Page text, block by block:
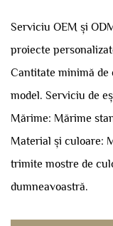
Serviciu OEM și
proiecte
Cantitate minimă de
model. Serviciu de
Mărime: Mărime
Material și culoare:
trimite mostre de
dumneavoastră.